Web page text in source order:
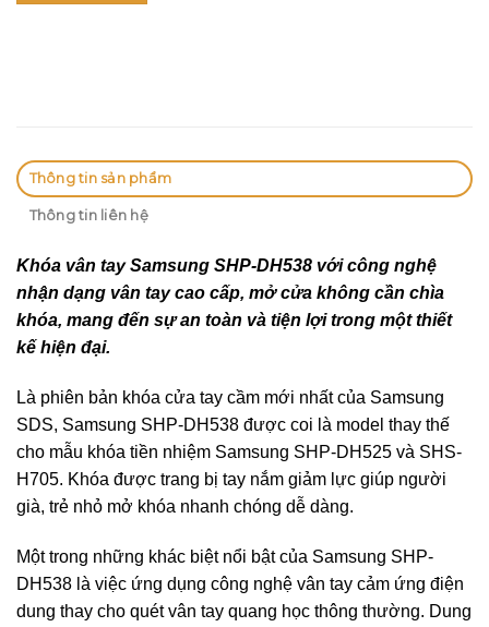
Thông tin sản phẩm
Thông tin liên hệ
Khóa vân tay Samsung SHP-DH538 với công nghệ
nhận dạng vân tay cao cấp, mở cửa không cần chìa
khóa, mang đến sự an toàn và tiện lợi trong một thiết
kế hiện đại.
Là phiên bản khóa cửa tay cầm mới nhất của Samsung
SDS, Samsung SHP-DH538 được coi là model thay thế
cho mẫu khóa tiền nhiệm Samsung SHP-DH525 và SHS-
H705. Khóa được trang bị tay nắm giảm lực giúp người
già, trẻ nhỏ mở khóa nhanh chóng dễ dàng.
Một trong những khác biệt nổi bật của Samsung SHP-
DH538 là việc ứng dụng công nghệ vân tay cảm ứng điện
dung thay cho quét vân tay quang học thông thường. Dung